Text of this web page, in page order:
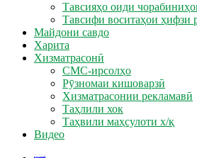
Тавсияҳо оиди
Тавсифи воситаҳои ҳифзи
Майдони савдо
Харита
Хизматрасонӣ
СМС-ирсолҳо
Рӯзномаи кишоварзӣ
Хизматрасонии рекламавӣ
Таҳлили хок
Таҳвили маҳсулоти х/қ
Видео